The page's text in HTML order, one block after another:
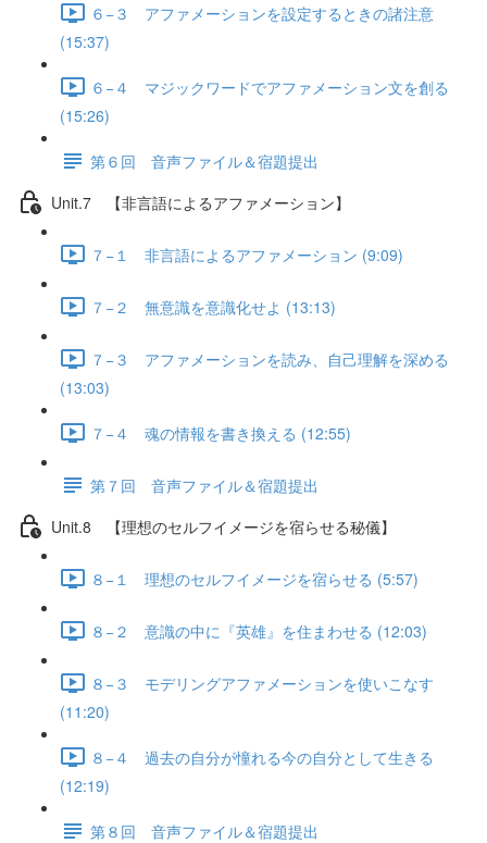
６−３ アファメーションを設定するときの諸注意
(15:37)
６−４ マジックワードでアファメーション文を創る
(15:26)
第６回 音声ファイル＆宿題提出
Unit.7 【非言語によるアファメーション】
７−１ 非言語によるアファメーション (9:09)
７−２ 無意識を意識化せよ (13:13)
７−３ アファメーションを読み、自己理解を深める
(13:03)
７−４ 魂の情報を書き換える (12:55)
第７回 音声ファイル＆宿題提出
Unit.8 【理想のセルフイメージを宿らせる秘儀】
８−１ 理想のセルフイメージを宿らせる (5:57)
８−２ 意識の中に『英雄』を住まわせる (12:03)
８−３ モデリングアファメーションを使いこなす
(11:20)
８−４ 過去の自分が憧れる今の自分として生きる
(12:19)
第８回 音声ファイル＆宿題提出